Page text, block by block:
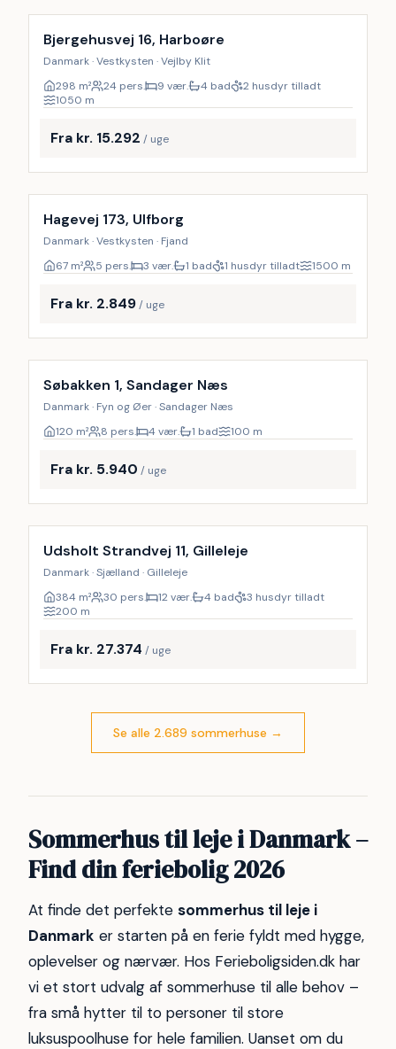
Bjergehusvej 16, Harboøre
Danmark · Vestkysten · Vejlby Klit
298 m² 24 pers. 9 vær. 4 bad
2 husdyr tilladt
1050 m
Fra kr. 15.292 / uge
Hagevej 173, Ulfborg
Danmark · Vestkysten · Fjand
67 m² 5 pers. 3 vær. 1 bad 1 husdyr tilladt 1500 m
Fra kr. 2.849/ uge
Inkl. rengøring
Søbakken 1, Sandager Næs
Danmark · Fyn og Øer · Sandager Næs
120 m² 8 pers. 4 vær. 1 bad 100 m
Fra kr. 5.940 / uge
Inkl. rengøring
Udsholt Strandvej 11, Gilleleje
Danmark · Sjælland · Gilleleje
384 m² 30 pers. 12 vær. 4 bad
3 husdyr tilladt
200 m
Fra kr. 27.374 / uge
Se alle 2.689 sommerhuse →
Sommerhus til leje i Danmark –
Find din feriebolig 2026
At finde det perfekte sommerhus til leje i
Danmark er starten på en ferie fyldt med hygge,
oplevelser og nærvær. Hos Ferieboligsiden.dk har
vi et stort udvalg af sommerhuse til alle behov –
fra små hytter til to personer til store
luksuspoolhuse for hele familien. Uanset om du